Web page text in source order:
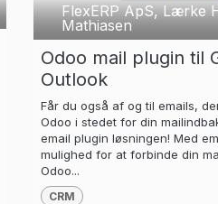
FlexERP ApS, Lærke
Mathiasen
Odoo mail plugin til
Outlook
Får du også af og til emails,
Odoo i stedet for din
email plugin løsningen! Med
mulighed for at forbinde din
Odoo...
CRM